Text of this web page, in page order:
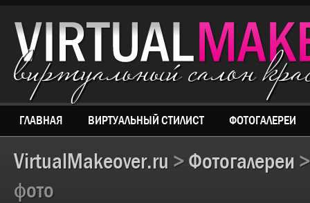
виртуальный салон
ГЛАВНАЯ ВИРТУАЛЬНЫЙ СТИЛИСТ ФОТОГАЛЕРЕИ
VirtualMakeover.ru > Фотогалереи
фото